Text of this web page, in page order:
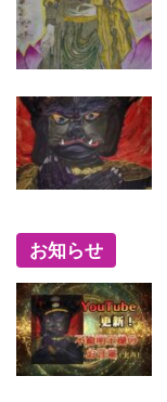
お知らせ